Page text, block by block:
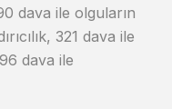
dava ile olguların
321 dava ile
dava ile